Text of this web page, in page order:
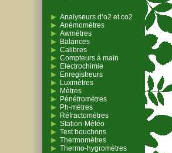
Analyseurs d’o2 et co2
Anémomètres
Awmètres
Balances
Calibres
Compteurs à main
Electrochimie
Enregistreurs
Luxmètres
Mètres
Pénétromètres
Ph-mètres
Réfractomètres
Station-Météo
Test bouchons
Thermomètres
Thermo-hygromètres